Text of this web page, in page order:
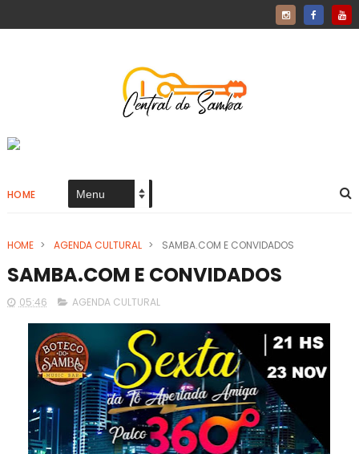
HOME
HOME > AGENDA CULTURAL > SAMBA.COM E CONVIDADOS
SAMBA.COM E CONVIDADOS
05:46 AGENDA CULTURAL